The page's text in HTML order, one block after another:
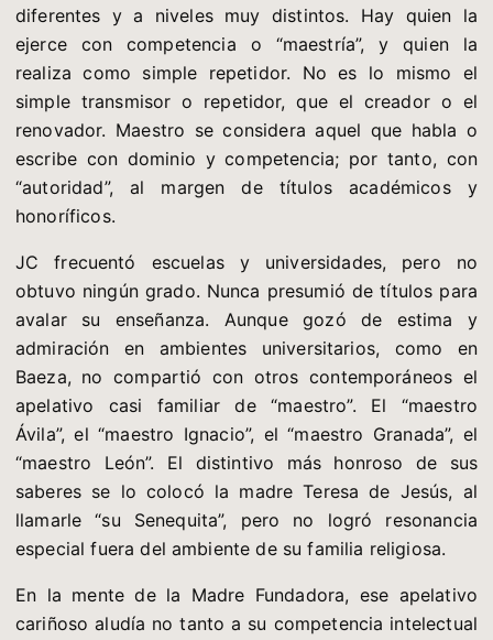
diferentes y a niveles muy distintos. Hay quien la
ejerce con competencia o “maestría”, y quien la
realiza como simple repetidor. No es lo mismo el
simple transmisor o repetidor, que el creador o el
renovador. Maestro se considera aquel que habla o
escribe con dominio y competencia; por tanto, con
“autoridad”, al margen de títulos académicos y
honoríficos.
JC frecuentó escuelas y universidades, pero no
obtuvo ningún grado. Nunca presumió de títulos para
avalar su enseñanza. Aunque gozó de estima y
admiración en ambientes universitarios, como en
Baeza, no compartió con otros contemporáneos el
apelativo casi familiar de “maestro”. El “maestro
Ávila”, el “maestro Ignacio”, el “maestro Granada”, el
“maestro León”. El distintivo más honroso de sus
saberes se lo colocó la madre Teresa de Jesús, al
llamarle “su Senequita”, pero no logró resonancia
especial fuera del ambiente de su familia religiosa.
En la mente de la Madre Fundadora, ese apelativo
cariñoso aludía no tanto a su competencia intelectual